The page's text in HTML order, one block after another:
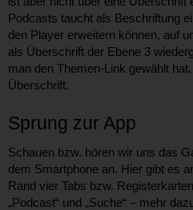
Podcasts taucht als Beschriftung
den Player erweitern können, auf
als Überschrift der Ebene 3
man den Themen-Link gewählt
Überschrift.
Sprung zur App
Schauen bzw. hören wir uns das
dem Smartphone an. Hier gibt es
Rand vier Tabs bzw.
„Podcast“ und „Suche“ – mehr